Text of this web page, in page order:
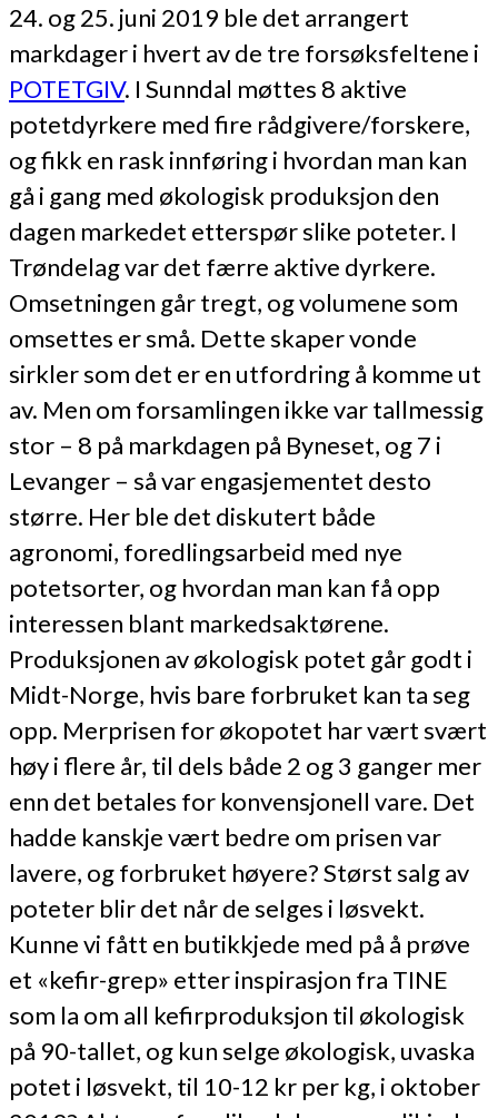
24. og 25. juni 2019 ble det arrangert
markdager i hvert av de tre forsøksfeltene i
POTETGIV. I Sunndal møttes 8 aktive
potetdyrkere med fire rådgivere/forskere,
og fikk en rask innføring i hvordan man kan
gå i gang med økologisk produksjon den
dagen markedet etterspør slike poteter. I
Trøndelag var det færre aktive dyrkere.
Omsetningen går tregt, og volumene som
omsettes er små. Dette skaper vonde
sirkler som det er en utfordring å komme ut
av. Men om forsamlingen ikke var tallmessig
stor – 8 på markdagen på Byneset, og 7 i
Levanger – så var engasjementet desto
større. Her ble det diskutert både
agronomi, foredlingsarbeid med nye
potetsorter, og hvordan man kan få opp
interessen blant markedsaktørene.
Produksjonen av økologisk potet går godt i
Midt-Norge, hvis bare forbruket kan ta seg
opp. Merprisen for økopotet har vært svært
høy i flere år, til dels både 2 og 3 ganger mer
enn det betales for konvensjonell vare. Det
hadde kanskje vært bedre om prisen var
lavere, og forbruket høyere? Størst salg av
poteter blir det når de selges i løsvekt.
Kunne vi fått en butikkjede med på å prøve
et «kefir-grep» etter inspirasjon fra TINE
som la om all kefirproduksjon til økologisk
på 90-tallet, og kun selge økologisk, uvaska
potet i løsvekt, til 10-12 kr per kg, i oktober